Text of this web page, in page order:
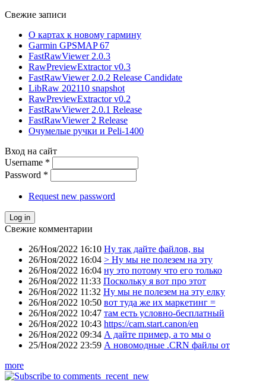
Свежие записи
О картах к новому гармину
Garmin GPSMAP 67
FastRawViewer 2.0.3
RawPreviewExtractor v0.3
FastRawViewer 2.0.2 Release Candidate
LibRaw 202110 snapshot
RawPreviewExtractor v0.2
FastRawViewer 2.0.1 Release
FastRawViewer 2 Release
Очумелые ручки и Peli-1400
Вход на сайт
Username *
Password *
Request new password
Свежие комментарии
26/Ноя/2022 16:10 Ну так дайте файлов, вы
26/Ноя/2022 16:04 > Ну мы не полезем на эту
26/Ноя/2022 16:04 ну это потому что его только
26/Ноя/2022 11:33 Поскольку я вот про этот
26/Ноя/2022 11:32 Ну мы не полезем на эту елку
26/Ноя/2022 10:50 вот туда же их маркетинг =
26/Ноя/2022 10:47 там есть условно-бесплатный
26/Ноя/2022 10:43 https://cam.start.canon/en
26/Ноя/2022 09:34 А дайте пример, а то мы о
25/Ноя/2022 23:59 А новомодные .CRN файлы от
more